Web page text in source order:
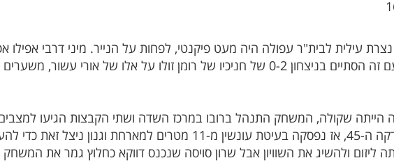
עילית לבית"ר עפולה היה מעט פיקנטי, לפחות על הנייר. מיני דרבי
ב-1:1 נהדר, הפעם זה הסתיים בניצחון 0-2 של חניכיו של רומן זולו על אלו של
הייתה שקולה, המשחק התנהל ברובו במרכז השדה ושתי הקבצות הגיעו למצבים
את הרשת. עד הדקה ה-45, אז נפסקה בעיטת עונשין מ-11 מטרים
ליזום ולהשיג את השוויון אבל שרון סויסה שנכנס דווקא כחלוץ גמר את